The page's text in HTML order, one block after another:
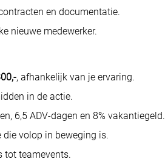
en documentatie.
nieuwe medewerker.
, afhankelijk van je ervaring.
in de actie.
6,5 ADV-dagen en 8% vakantiegeld.
volop in beweging is.
tot teamevents.